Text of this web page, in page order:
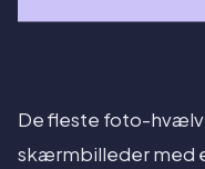
De fleste foto-
skærmbilleder med